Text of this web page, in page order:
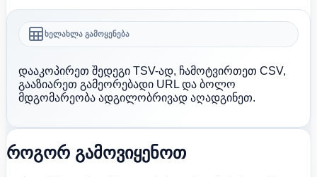
ხელახლა გამოყენება
დააკოპირეთ შედეგი TSV-ად, ჩამოტვირთეთ CSV,
გააზიარეთ გამეორებადი URL და ბოლო
მდგომარეობა ადგილობრივად აღადგინეთ.
როგორ გამოვიყენოთ